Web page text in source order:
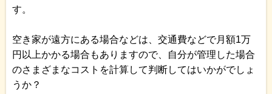
す。
空き家が遠方にある場合などは、交通費などで月額1万
円以上かかる場合もありますので、自分が管理した場合
のさまざまなコストを計算して判断してはいかがでしょ
うか？